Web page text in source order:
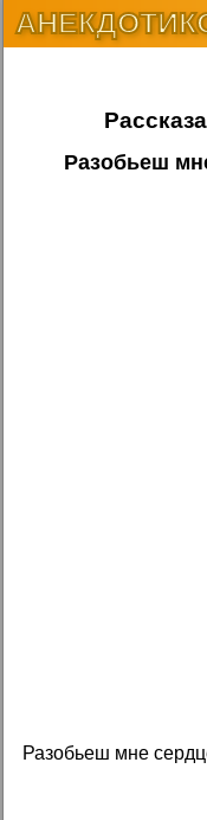
Разобьеш
Разобьеш мне